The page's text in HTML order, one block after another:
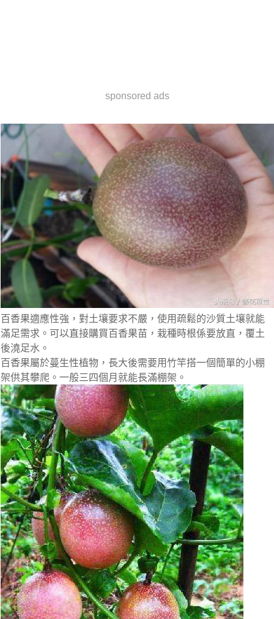
sponsored ads
百香果適應性強，對土壤要求不嚴，使用疏鬆的沙質土壤就能
滿足需求。可以直接購買百香果苗，栽種時根係要放直，覆土
後澆足水。
百香果屬於蔓生性植物，長大後需要用竹竿搭一個簡單的小棚
架供其攀爬。一般三四個月就能長滿棚架。